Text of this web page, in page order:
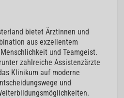
bietet Ärztinnen und
aus exzellentem
und Teamgeist.
zahlreiche Assistenzärzte
Klinikum auf moderne
und